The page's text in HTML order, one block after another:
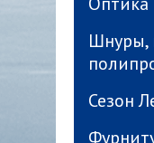
Шнуры,
Сезон